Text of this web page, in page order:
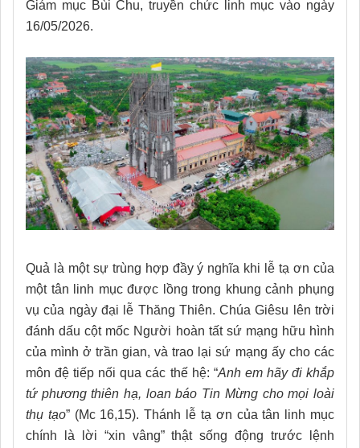
Giám mục Bùi Chu, truyền chức linh mục vào ngày
16/05/2026.
Quả là một sự trùng hợp đầy ý nghĩa khi lễ tạ ơn của
một tân linh mục được lồng trong khung cảnh phụng
vụ của ngày đại lễ Thăng Thiên. Chúa Giêsu lên trời
đánh dấu cột mốc Người hoàn tất sứ mạng hữu hình
của mình ở trần gian, và trao lại sứ mạng ấy cho các
môn đệ tiếp nối qua các thế hệ: “Anh em hãy đi khắp
tứ phương thiên hạ, loan báo Tin Mừng cho mọi loài
thụ tạo” (Mc 16,15). Thánh lễ tạ ơn của tân linh mục
chính là lời “xin vâng” thật sống động trước lệnh